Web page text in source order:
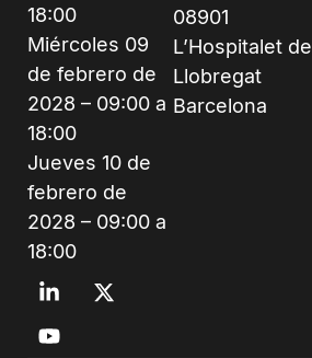
18:00
Miércoles 09
de febrero de
2028 – 09:00 a
18:00
Jueves 10 de
febrero de
2028 – 09:00 a
18:00
08901
L’Hospitalet de
Llobregat
Barcelona